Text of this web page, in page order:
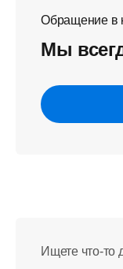
Обращение в
Мы
Ищете что-то